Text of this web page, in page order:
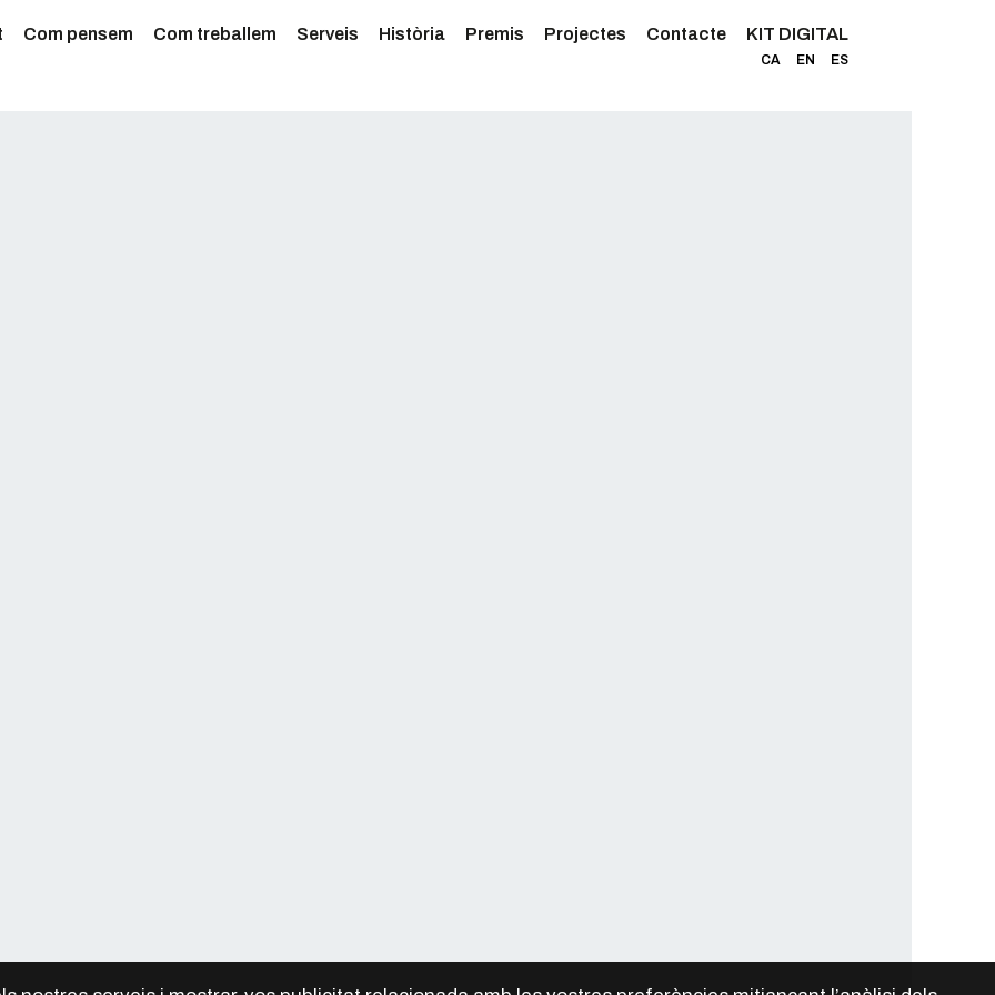
Com pensem Com treballem Serveis Història Premis Projectes Contacte KIT DIGITAL
CA EN ES